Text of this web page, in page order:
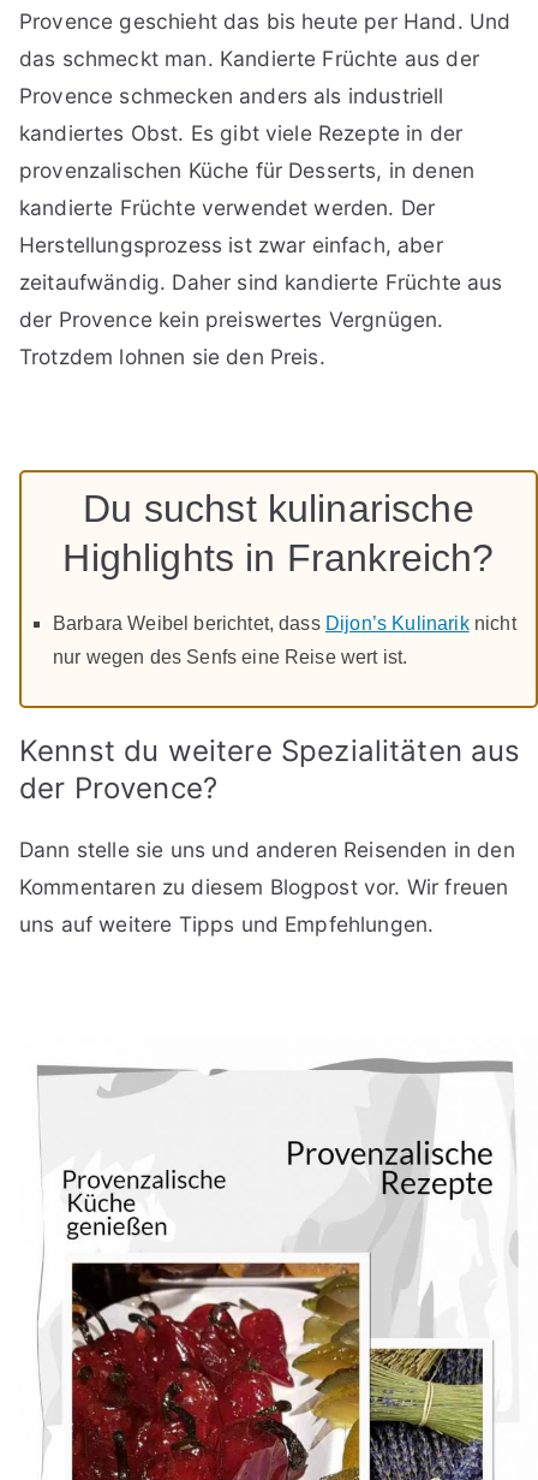
Provence geschieht das bis heute per Hand. Und
das schmeckt man. Kandierte Früchte aus der
Provence schmecken anders als industriell
kandiertes Obst. Es gibt viele Rezepte in der
provenzalischen Küche für Desserts, in denen
kandierte Früchte verwendet werden. Der
Herstellungsprozess ist zwar einfach, aber
zeitaufwändig. Daher sind kandierte Früchte aus
der Provence kein preiswertes Vergnügen.
Trotzdem lohnen sie den Preis.
Du suchst kulinarische
Highlights in Frankreich?
Barbara Weibel berichtet, dass Dijon’s Kulinariknicht
nur wegen des Senfs eine Reise wert ist.
Kennst du weitere Spezialitäten aus
der Provence?
Dann stelle sie uns und anderen Reisenden in den
Kommentaren zu diesem Blogpost vor. Wir freuen
uns auf weitere Tipps und Empfehlungen.